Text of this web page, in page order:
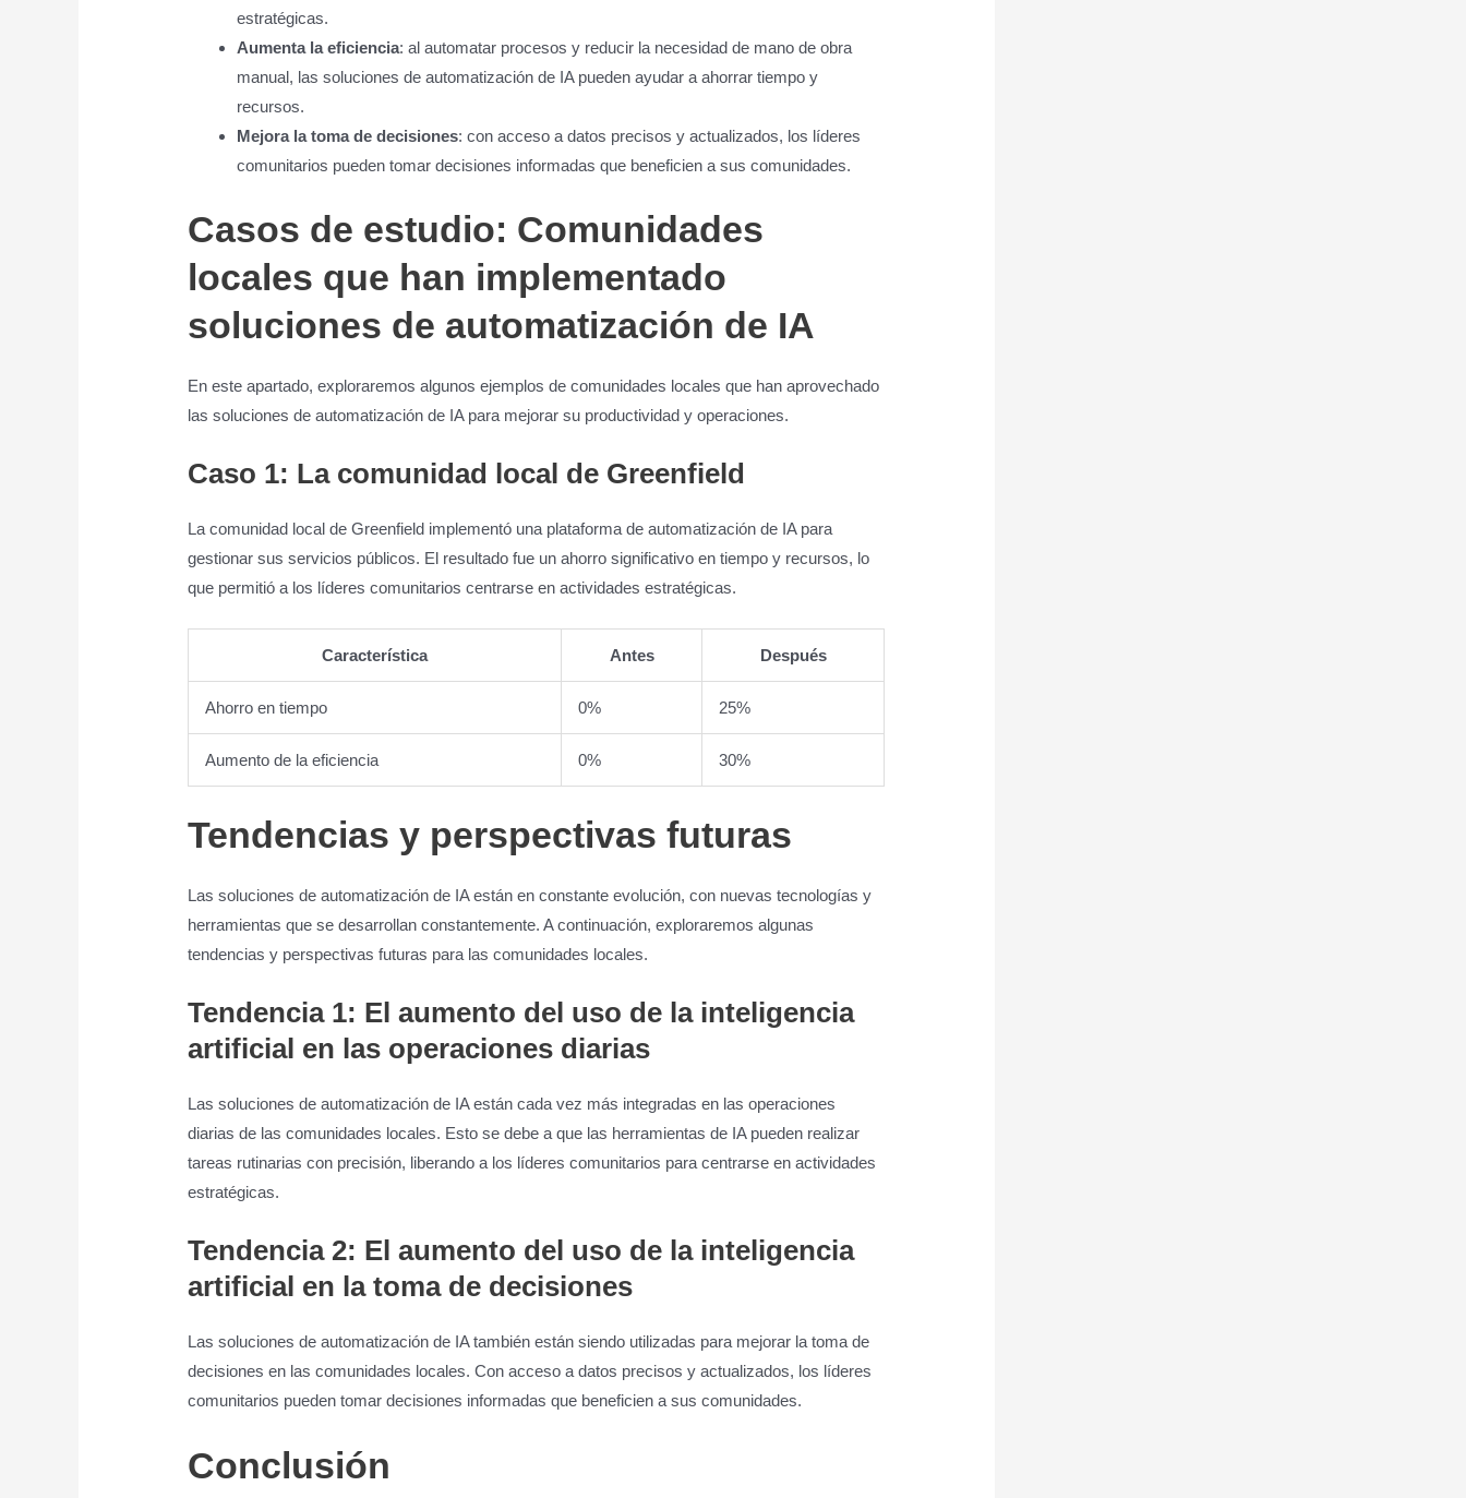
estratégicas.
Aumenta la eficiencia: al automatar procesos y reducir la necesidad de mano de obra
manual, las soluciones de automatización de IA pueden ayudar a ahorrar tiempo y
recursos.
Mejora la toma de decisiones: con acceso a datos precisos y actualizados, los líderes
comunitarios pueden tomar decisiones informadas que beneficien a sus comunidades.
Casos de estudio: Comunidades
locales que han implementado
soluciones de automatización de IA
En este apartado, exploraremos algunos ejemplos de comunidades locales que han aprovechado
las soluciones de automatización de IA para mejorar su productividad y operaciones.
Caso 1: La comunidad local de Greenfield
La comunidad local de Greenfield implementó una plataforma de automatización de IA para
gestionar sus servicios públicos. El resultado fue un ahorro significativo en tiempo y recursos, lo
que permitió a los líderes comunitarios centrarse en actividades estratégicas.
Característica Antes Después
Ahorro en tiempo 0% 25%
Aumento de la eficiencia 0% 30%
Tendencias y perspectivas futuras
Las soluciones de automatización de IA están en constante evolución, con nuevas tecnologías y
herramientas que se desarrollan constantemente. A continuación, exploraremos algunas
tendencias y perspectivas futuras para las comunidades locales.
Tendencia 1: El aumento del uso de la inteligencia
artificial en las operaciones diarias
Las soluciones de automatización de IA están cada vez más integradas en las operaciones
diarias de las comunidades locales. Esto se debe a que las herramientas de IA pueden realizar
tareas rutinarias con precisión, liberando a los líderes comunitarios para centrarse en actividades
estratégicas.
Tendencia 2: El aumento del uso de la inteligencia
artificial en la toma de decisiones
Las soluciones de automatización de IA también están siendo utilizadas para mejorar la toma de
decisiones en las comunidades locales. Con acceso a datos precisos y actualizados, los líderes
comunitarios pueden tomar decisiones informadas que beneficien a sus comunidades.
Conclusión